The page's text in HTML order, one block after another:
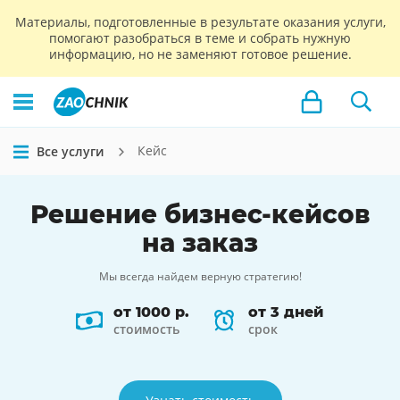
Материалы, подготовленные в результате оказания услуги,
помогают разобраться в теме и собрать нужную
информацию, но не заменяют готовое решение.
Все услуги Кейс
Решение бизнес-кейсов
на заказ
Мы всегда найдем верную стратегию!
от 1000 р.
стоимость
от 3 дней
срок